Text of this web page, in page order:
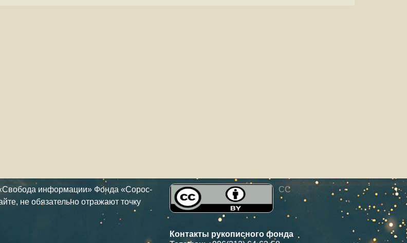
информации» Фонда «Сорос-
не обязательно отражают точку
CC
Контакты рукописного фонда